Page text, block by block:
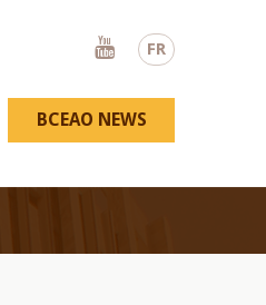
FR
Youtube
BCEAO NEWS